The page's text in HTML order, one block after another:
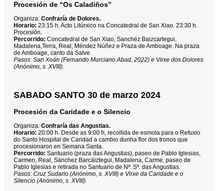
Procesión de “Os Caladiños”
Organiza: Confraría de Dolores.
Horario: 23:15 h. Acto Litúrxico na Concatedral de San Xiao. 23:30 h.
Procesión.
Percorrido: Concatedral de San Xiao, Sanchéz Baizcartegui,
Madalena,Terra, Real, Méndez Núñez e Praza de Amboage. Na praza
de Amboage, canto da Salve.
Pasos: San Xoán (Fernando Murciano Abad, 2022) e Virxe dos Dolores
(Anónimo, s. XVIII).
SABADO SANTO 30 de marzo 2024
Procesión da Caridade e o Silencio
Organiza: Confraría das Angustias.
Horario: 20:00 h. Desde as 9:00 h, recollida de esmola para o Refuxio
do Santo Hospital de Caridad a cambio dunha flor dos tronos que
procesionaron en Semana Santa.
Percorrido: Santuario (praza das Angustias), paseo de Pablo Iglesias,
Carmen, Real, Sánchez Barcáiztegui, Madalena, Carme, paseo de
Pablo Iglesias e retirada no Santuario de Nª. Sª. das Angustias.
Pasos: Cruz Sudario (Anónimo, s. XVIII) e Virxe da Caridade e o
Silencio (Anónimo, s. XVIII).